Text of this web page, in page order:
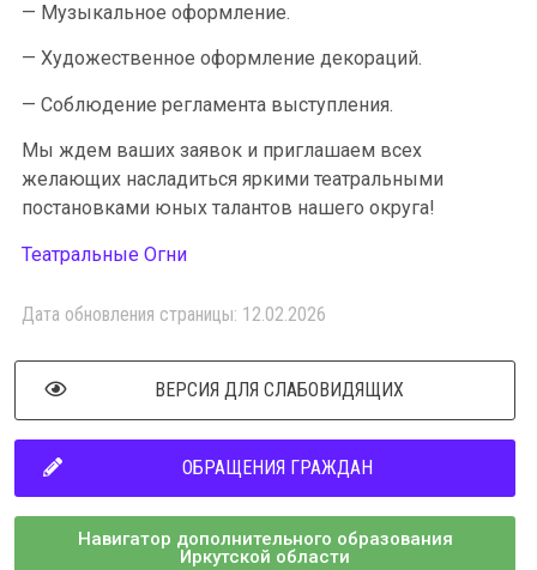
— Музыкальное оформление.
— Художественное оформление декораций.
— Соблюдение регламента выступления.
Мы ждем ваших заявок и приглашаем всех
желающих насладиться яркими театральными
постановками юных талантов нашего округа!
Театральные Огни
Дата обновления страницы: 12.02.2026
ВЕРСИЯ ДЛЯ СЛАБОВИДЯЩИХ
ОБРАЩЕНИЯ ГРАЖДАН
Навигатор дополнительного образования
Иркутской области